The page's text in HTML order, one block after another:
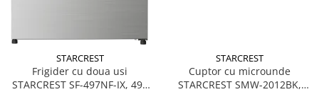
STARCREST
Frigider cu doua usi
STARCREST SF-497NF-IX, 497
STARCREST
Cuptor cu microunde
STARCREST SMW-2012BK,